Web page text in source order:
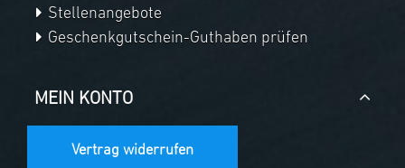
Stellenangebote
Geschenkgutschein-Guthaben prüfen
MEIN KONTO
Vertrag widerrufen